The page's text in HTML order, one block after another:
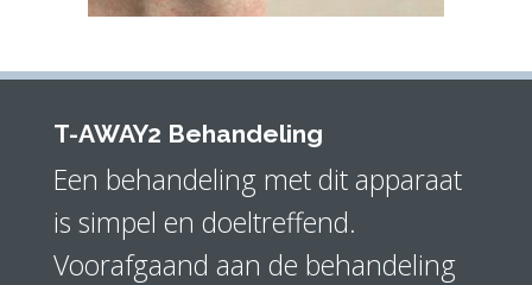
T-AWAY2 Behandeling
Een behandeling met dit apparaat
is simpel en doeltreffend.
Voorafgaand aan de behandeling